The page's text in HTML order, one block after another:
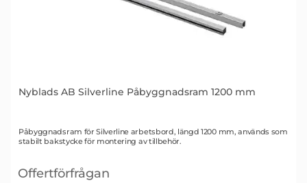
Nyblads AB Silverline Påbyggnadsram 1200 mm
Art. nr 1565
Påbyggnadsram för Silverline arbetsbord, längd 1200 mm, används som
stabilt bakstycke för montering av tillbehör.
Offertförfrågan